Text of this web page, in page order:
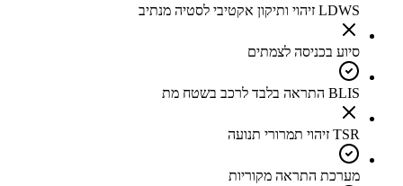
LDWS זיהוי ותיקון אקטיבי לסטיה מנתיב
סיוע בכניסה לצמתים
BLIS התראה בלבד לרכב בשטח מת
TSR זיהוי תמרורי תנועה
מערכת התראה מקוריות